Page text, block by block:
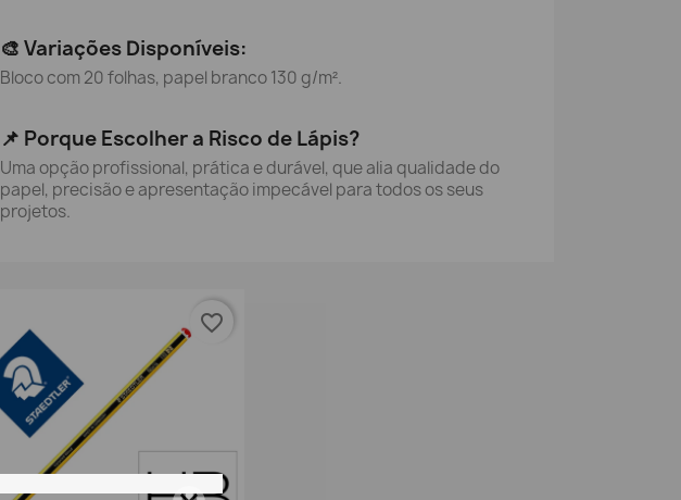
🎨 Variações Disponíveis:
Bloco com 20 folhas, papel branco 130 g/m².
📌 Porque Escolher a Risco de Lápis?
Uma opção profissional, prática e durável, que alia qualidade do
papel, precisão e apresentação impecável para todos os seus
projetos.
favorite_border